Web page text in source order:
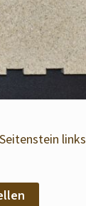
links